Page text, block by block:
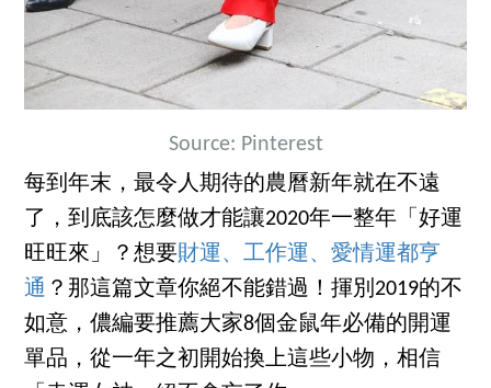
Source: Pinterest
每到年末，最令人期待的農曆新年就在不遠
了，到底該怎麼做才能讓2020年一整年「好運
旺旺來」？想要財運、工作運、愛情運都亨
通 ？那這篇文章你絕不能錯過！揮別2019的不
如意，儂編要推薦大家8個金鼠年必備的開運
單品，從一年之初開始換上這些小物，相信